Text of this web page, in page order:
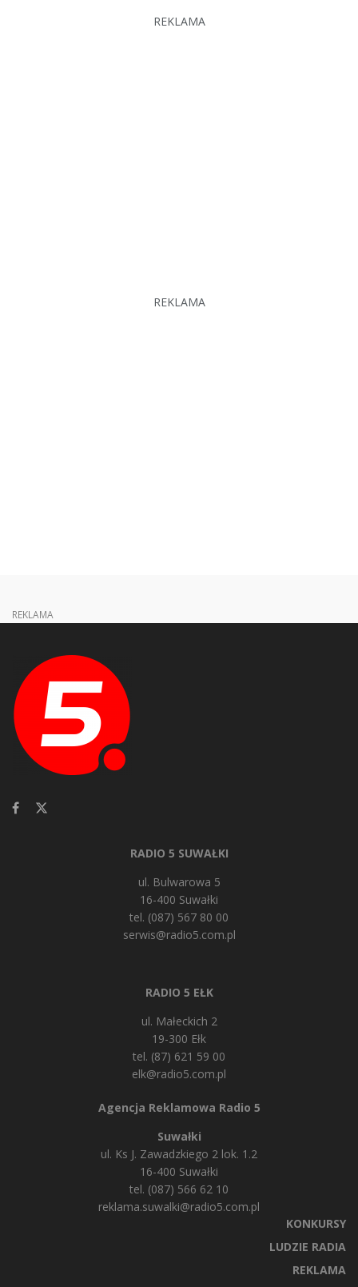
REKLAMA
REKLAMA
REKLAMA
RADIO 5 SUWAŁKI
ul. Bulwarowa 5
16-400 Suwałki
tel. (087) 567 80 00
serwis@radio5.com.pl
RADIO 5 EŁK
ul. Małeckich 2
19-300 Ełk
tel. (87) 621 59 00
elk@radio5.com.pl
Agencja Reklamowa Radio 5
Suwałki
ul. Ks J. Zawadzkiego 2 lok. 1.2
16-400 Suwałki
tel. (087) 566 62 10
reklama.suwalki@radio5.com.pl
KONKURSY
LUDZIE RADIA
REKLAMA